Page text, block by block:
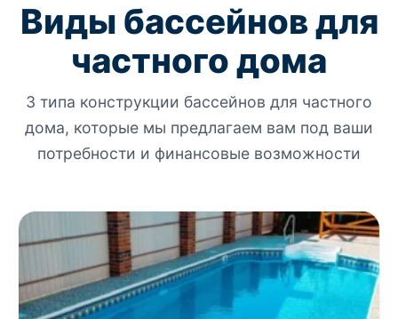
Виды бассейнов для
частного дома
3 типа конструкции бассейнов для частного
дома, которые мы предлагаем вам под ваши
потребности и финансовые возможности